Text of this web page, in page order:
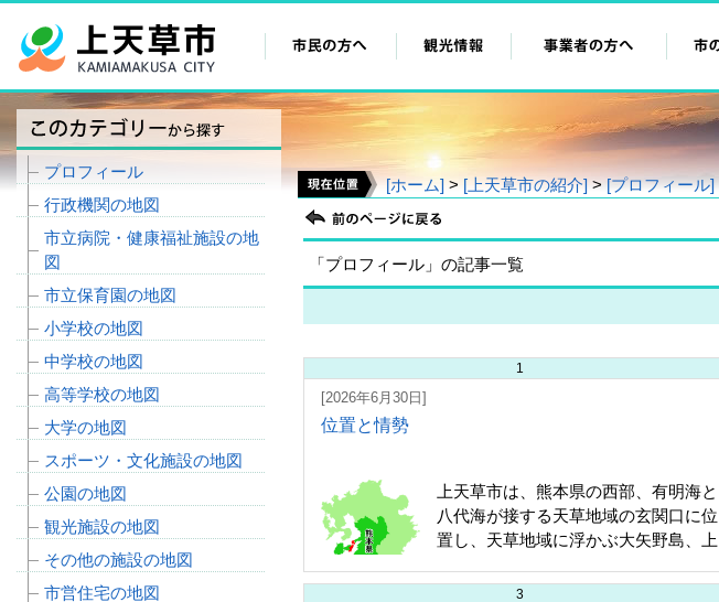
[ホーム]>[上天草市の紹介]>[プロフィール]
「プロフィール」の記事一覧
1
[2026年6月30日]
位置と情勢
上天草市は、熊本県の西部、有明海と
八代海が接する天草地域の玄関口に位
置し、天草地域に浮かぶ大矢野島、上
3
プロフィール
行政機関の地図
市立病院・健康福祉施設の地
図
市立保育園の地図
小学校の地図
中学校の地図
高等学校の地図
大学の地図
スポーツ・文化施設の地図
公園の地図
観光施設の地図
その他の施設の地図
市営住宅の地図